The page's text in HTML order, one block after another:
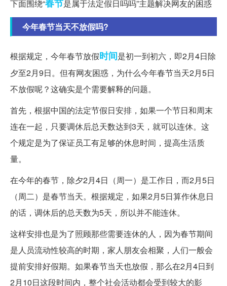
下面围绕“春节是属于法定假日吗吗”主题解决网友的困惑
今年春节当天不放假吗?
根据规定，今年春节放假时间是初一到初六，即2月4日除
夕至2月9日。但有网友困惑，为什么今年春节当天2月5日
不放假呢？这确实是个需要解释的问题。
首先，根据中国的法定节假日安排，如果一个节日和周末
连在一起，只要调休后总天数达到3天，就可以连休。这
个规定是为了保证员工有足够的休息时间，提高生活质
量。
在今年的春节，除夕2月4日（周一）是工作日，而2月5日
（周二）是春节当天。根据规定，如果2月5日算作休息日
的话，调休后的总天数为5天，所以并不能连休。
这样安排也是为了照顾那些需要连休的人，因为春节期间
是人员流动性较高的时期，家人朋友会相聚，人们一般会
提前安排好假期。如果春节当天也放假，那么在2月4日到
2月10日这段时间内，整个社会活动都会受到较大的影